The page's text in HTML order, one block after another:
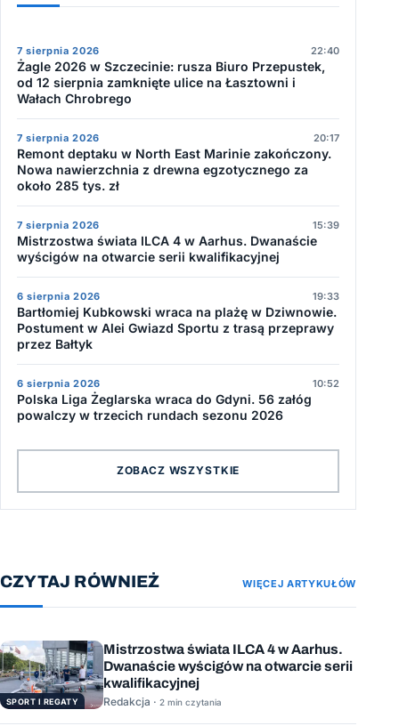
7 sierpnia 2026 22:40
Żagle 2026 w Szczecinie: rusza Biuro Przepustek,
od 12 sierpnia zamknięte ulice na Łasztowni i
Wałach Chrobrego
7 sierpnia 2026 20:17
Remont deptaku w North East Marinie zakończony.
Nowa nawierzchnia z drewna egzotycznego za
około 285 tys. zł
7 sierpnia 2026 15:39
Mistrzostwa świata ILCA 4 w Aarhus. Dwanaście
wyścigów na otwarcie serii kwalifikacyjnej
6 sierpnia 2026 19:33
Bartłomiej Kubkowski wraca na plażę w Dziwnowie.
Postument w Alei Gwiazd Sportu z trasą przeprawy
przez Bałtyk
6 sierpnia 2026 10:52
Polska Liga Żeglarska wraca do Gdyni. 56 załóg
powalczy w trzecich rundach sezonu 2026
ZOBACZ WSZYSTKIE
CZYTAJ RÓWNIEŻ WIĘCEJ ARTYKUŁÓW
SPORT I REGATY
Mistrzostwa świata ILCA 4 w Aarhus.
Dwanaście wyścigów na otwarcie serii
kwalifikacyjnej
Redakcja · 2 min czytania